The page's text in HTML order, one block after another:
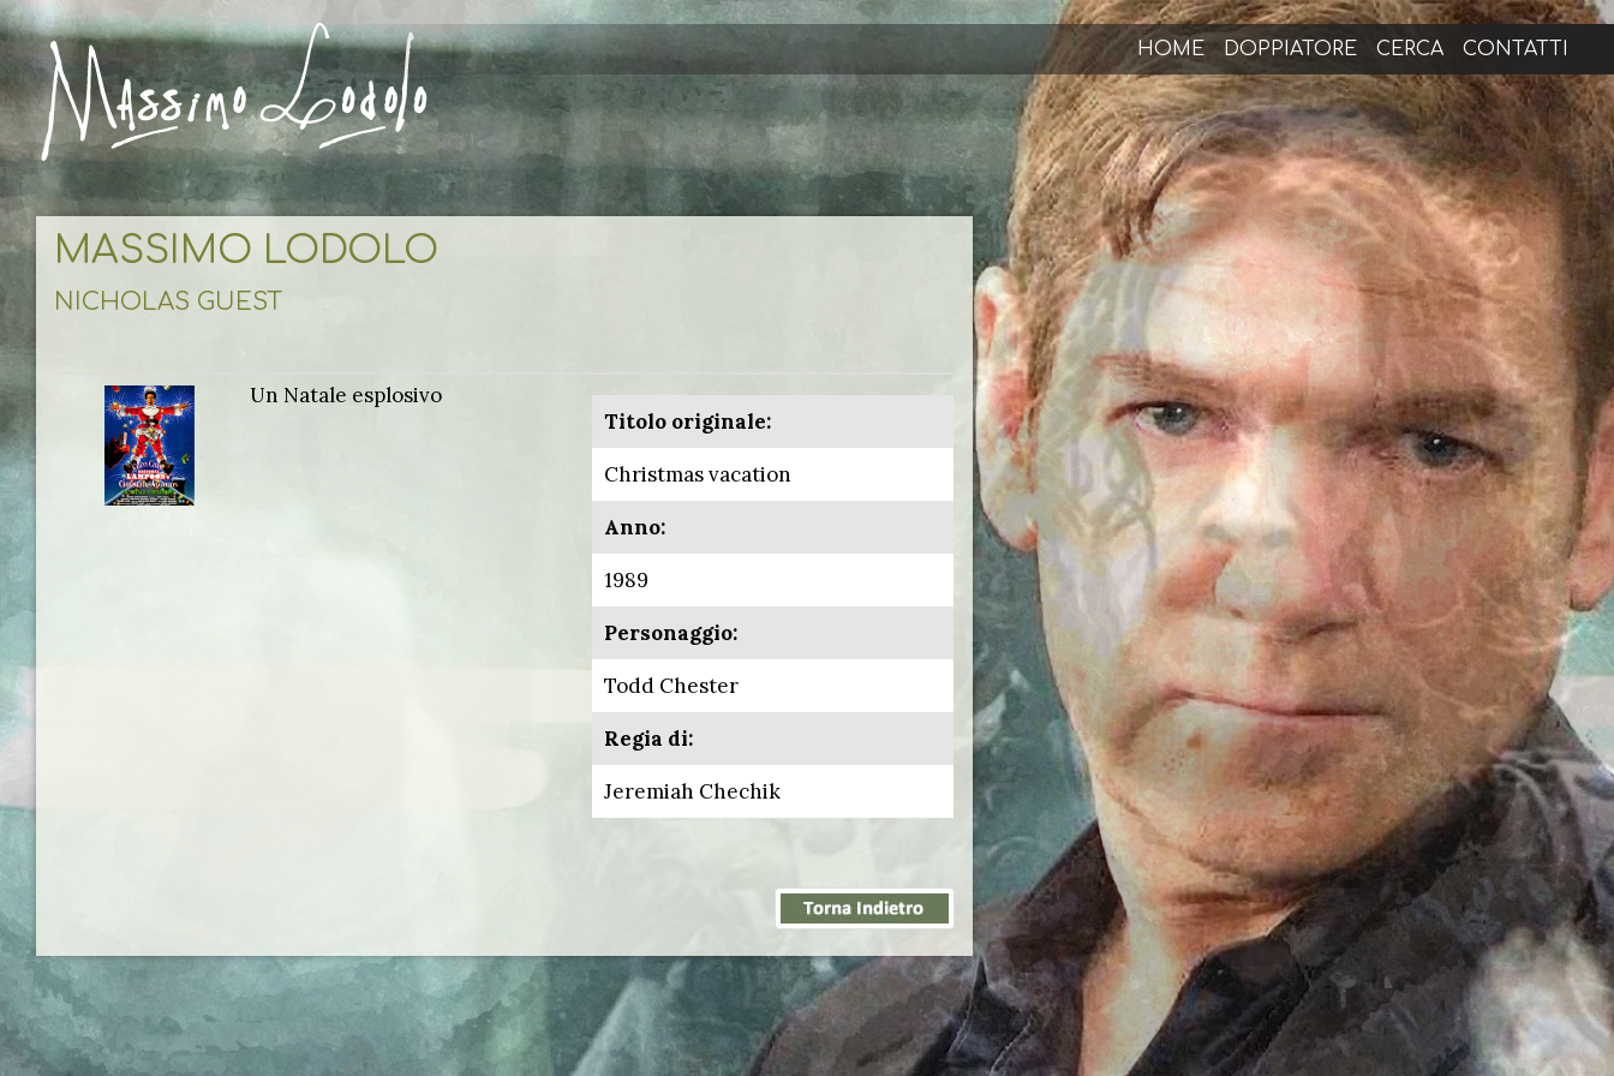
HOME DOPPIATORE CERCA CONTATTI
MASSIMO LODOLO
NICHOLAS GUEST
Un Natale esplosivo
Titolo originale:
Christmas vacation
Anno:
1989
Personaggio:
Todd Chester
Regia di:
Jeremiah Chechik